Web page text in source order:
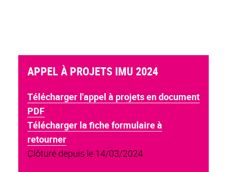
APPEL À PROJETS IMU 2024
Télécharger l'appel à projets en document
PDF
Télécharger la fiche formulaire à
retourner
Clôturé depuis le 14/03/2024.